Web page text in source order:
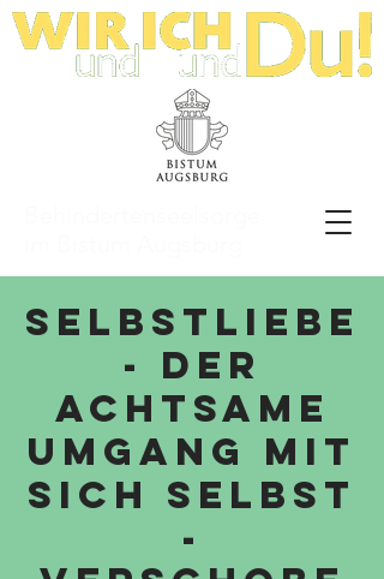
Selbstliebe
- der
achtsame
Umgang mit
sich selbst
-